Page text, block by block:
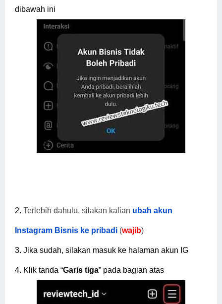
dibawah ini
2. Terlebih dahulu, silakan kalian ubah akun
Instagram Bisnis ke pribadi (wajib)
3. Jika sudah, silakan masuk ke halaman akun IG
4. Klik tanda “Garis tiga” pada bagian atas